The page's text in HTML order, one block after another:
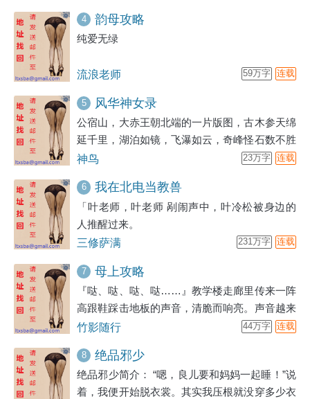
有学校、公园和超市，很多携家带口的家庭都喜
欢这里。
4 韵母攻略
纯爱无绿
流浪老师 连载
59万字
5 风华神女录
公宿山，大赤王朝北端的一片版图，古木参天绵
延千里，湖泊如镜，飞瀑如云，奇峰怪石数不胜
数，最巍峨处连着天际，横向天外，自古就是一
神鸟 连载
23万字
6 我在北电当教兽
「叶老师，叶老师 剐闹声中，叶冷松被身边的
人推醒过来。
三修萨满 连载
231万字
7 母上攻略
『哒、哒、哒、哒……』教学楼走廊里传来一阵
高跟鞋踩击地板的声音，清脆而响亮。声音越来
越近，我的心脏跳动的也越来越快，这么有气势
竹影随行 连载
44万字
8 绝品邪少
绝品邪少简介： “嗯，良儿要和妈妈一起睡！”说
着，我便开始脱衣裳。其实我压根就没穿多少衣